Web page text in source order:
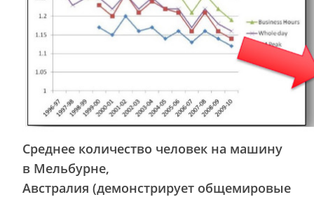
Среднее количество человек на машину
в Мельбурне,
Австралия (демонстрирует общемировые